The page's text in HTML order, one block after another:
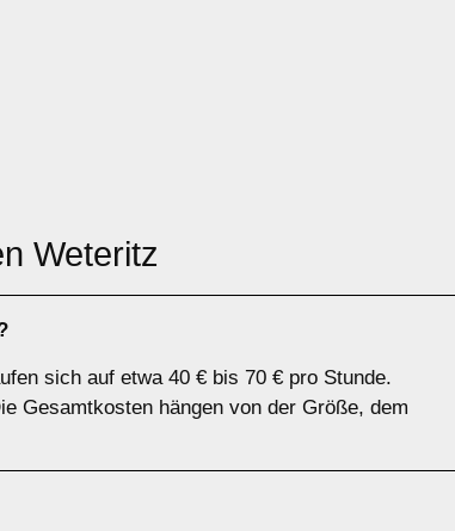
Weteritz
sich auf etwa 40 € bis 70 € pro Stunde.
Gesamtkosten hängen von der Größe, dem